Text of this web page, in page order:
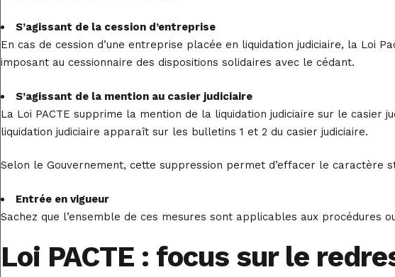
S’agissant de la cession d’entreprise
En cas de cession d’une entreprise placée en liquidation judiciaire, la Loi
imposant au cessionnaire des dispositions solidaires avec le cédant.
S’agissant de la mention au casier judiciaire
La Loi PACTE supprime la mention de la liquidation judiciaire sur le casier
liquidation judiciaire apparaît sur les bulletins 1 et 2 du casier judiciaire.
Selon le Gouvernement, cette suppression permet d’effacer le caractère
Entrée en vigueur
Sachez que l’ensemble de ces mesures sont applicables aux procédures
Loi PACTE : focus sur le